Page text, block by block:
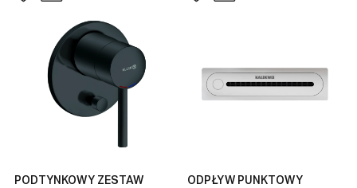
PODTYNKOWY ZESTAW
ODPŁYW PUNKTOWY